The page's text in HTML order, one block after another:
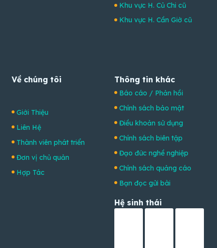
Khu vực H. Củ Chi cũ
Khu vực H. Cần Giờ cũ
Về chúng tôi
Giới Thiệu
Liên Hệ
Thành viên phát triển
Đơn vị chủ quản
Hợp Tác
Thông tin khác
Báo cáo / Phản hồi
Chính sách bảo mật
Điều khoản sử dụng
Chính sách biên tập
Đạo đức nghề nghiệp
Chính sách quảng cáo
Bạn đọc gửi bài
Hệ sinh thái